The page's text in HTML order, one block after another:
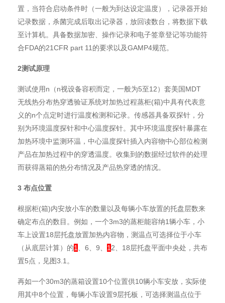
置，当符合启动条件时（一般为到达设定温度），记录器开始
记录数据，杀菌完成后取出记录器，放回读数台，将数据下载
至计算机。具备数据加密、操作记录和电子签章登记等功能符
合FDA的21CFR part 11的要求以及GAMP4规范。
2测试原理
测试使用n（n视设备容积而定，一般为5至12）套美国MDT
无线热分布热穿透验证系统对加热过程蒸柜(箱)中具有代表意
义的n个点定时进行温度检测和记录。传感器具备双探针，分
别为环境温度探针和中心温度探针。其中环境温度探针暴露在
加热环境中监测环温，中心温度探针插入内容物中心部位检测
产品在加热过程中的穿透温度。收集到的数据经过软件的处理
而获得蒸箱的热分布情况及产品热穿透的情况。
3 布点位置
根据柜(箱)内安放小车的数量以及每辆小车放置的托盘层数来
确定布点的数目。例如，一个3m3的蒸柜能容纳1辆小车，小
车上设置18层托盘放置加热内容物，测温点可选择位于小车
（从底层计算）的1 、6、9、 1 2、18层托盘平面中央处，共布
置5点，见图3.1。
再如一个30m3的蒸箱设置10个位置供10辆小车安放，实际使
用其中8个位置，每辆小车设置9层托板，可选择测温点位于